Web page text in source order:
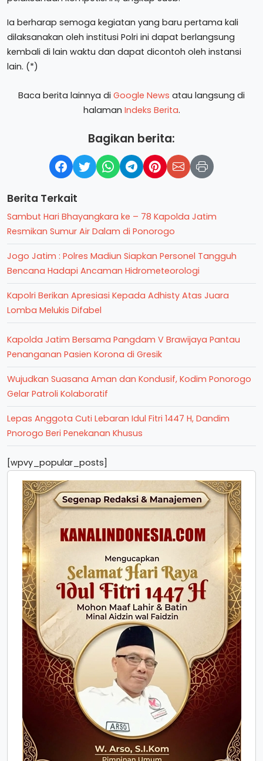
Ia berharap semoga kegiatan yang baru pertama kali
dilaksanakan oleh institusi Polri ini dapat berlangsung
kembali di lain waktu dan dapat dicontoh oleh instansi
lain. (*)
Baca berita lainnya di Google News atau langsung di
halaman Indeks Berita.
Bagikan berita:
Berita Terkait
Sambut Hari Bhayangkara ke – 78 Kapolda Jatim
Resmikan Sumur Air Dalam di Ponorogo
Jogo Jatim : Polres Madiun Siapkan Personel Tangguh
Bencana Hadapi Ancaman Hidrometeorologi
Kapolri Berikan Apresiasi Kepada Adhisty Atas Juara
Lomba Melukis Difabel
Kapolda Jatim Bersama Pangdam V Brawijaya Pantau
Penanganan Pasien Korona di Gresik
Wujudkan Suasana Aman dan Kondusif, Kodim Ponorogo
Gelar Patroli Kolaboratif
Lepas Anggota Cuti Lebaran Idul Fitri 1447 H, Dandim
Pnorogo Beri Penekanan Khusus
[wpvy_popular_posts]